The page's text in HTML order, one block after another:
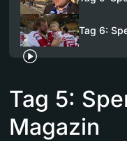
Tag 6:
Tag 5:
Magazin